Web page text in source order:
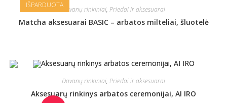
IŠPARDUOTADovanų rinkiniai, Priedai ir aksesuarai
Matcha aksesuarai BASIC – arbatos milteliai, šluotelė
Dovanų rinkiniai, Priedai ir aksesuarai
Aksesuarų rinkinys arbatos ceremonijai, AI IRO